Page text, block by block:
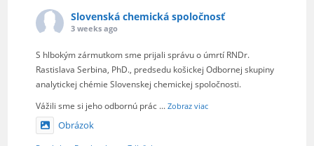
Slovenská chemická spoločnosť
3 weeks ago
S hlbokým zármutkom sme prijali správu o úmrtí RNDr.
Rastislava Serbina, PhD., predsedu košickej Odbornej skupiny
analytickej chémie Slovenskej chemickej spoločnosti.
Vážili sme si jeho odbornú prác ...Zobraz viac
Obrázok